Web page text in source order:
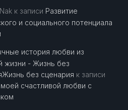
к записи Развитие
и социального потенциала
история любви из
жизни - Жизнь без
без сценария к записи
счастливой любви с